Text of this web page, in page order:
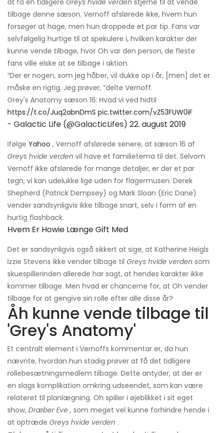
at få en tidligere Greys hvide verden stjerne til at vende
tilbage denne sæson. Vernoff afslørede ikke, hvem hun
forsøger at hage, men hun droppede et par tip. Fans var
selvfølgelig hurtige til at spekulere i, hvilken karakter der
kunne vende tilbage, hvor Oh var den person, de fleste
fans ville elske at se tilbage i aktion.
”Der er nogen, som jeg håber, vil dukke op i år, [men] det er
måske en rigtig. Jeg prøver, ”delte Vernoff.
Grey's Anatomy sæson 16: Hvad vi ved hidtil
https://t.co/Juq2abnDmS pic.twitter.com/vZ53FUW0iF
- Galactic Life (@GalacticLifes) 22. august 2019
Ifølge Yahoo , Vernoff afslørede senere, at sæson 16 af
Greys hvide verden vil have et familietema til det. Selvom
Vernoff ikke afslørede for mange detaljer, er der et par
tegn, vi kan udelukke lige uden for flagermusen. Derek
Shepherd (Patrick Dempsey) og Mark Sloan (Eric Dane)
vender sandsynligvis ikke tilbage snart, selv i form af en
hurtig flashback.
Hvem Er Howie Længe Gift Med
Det er sandsynligvis også sikkert at sige, at Katherine Heigls
Izzie Stevens ikke vender tilbage til Greys hvide verden som
skuespillerinden allerede har sagt, at hendes karakter ikke
kommer tilbage. Men hvad er chancerne for, at Oh vender
tilbage for at gengive sin rolle efter alle disse år?
Åh kunne vende tilbage til
'Grey's Anatomy'
Et centralt element i Vernoffs kommentar er, da hun
nævnte, hvordan hun stadig prøver at få det tidligere
rollebesætningsmedlem tilbage. Dette antyder, at der er
en slags komplikation omkring udseendet, som kan være
relateret til planlægning. Oh spiller i øjeblikket i sit eget
show, Dræber Eve , som meget vel kunne forhindre hende i
at optræde Greys hvide verden .